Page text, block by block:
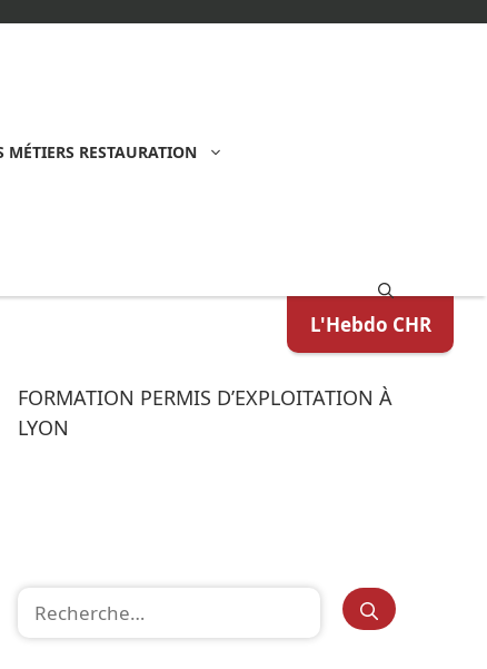
MÉTIERS RESTAURATION
L'Hebdo CHR
FORMATION PERMIS D’EXPLOITATION À
LYON